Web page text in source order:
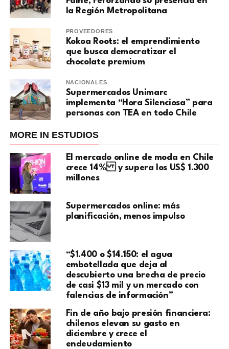
la Región Metropolitana
PROVEEDORES
Kokoa Roots: el emprendimiento
que busca democratizar el
chocolate premium
NACIONALES
Supermercados Unimarc
implementa “Hora Silenciosa” para
personas con TEA en todo Chile
MORE IN ESTUDIOS
El mercado online de moda en Chile
crece 14% y supera los US$ 1.300
millones
Supermercados online: más
planificación, menos impulso
“$1.400 o $14.150: el agua
embotellada que deja al
descubierto una brecha de precio
de casi $13 mil y un mercado con
falencias de información”
Fin de año bajo presión financiera:
chilenos elevan su gasto en
diciembre y crece el
endeudamiento